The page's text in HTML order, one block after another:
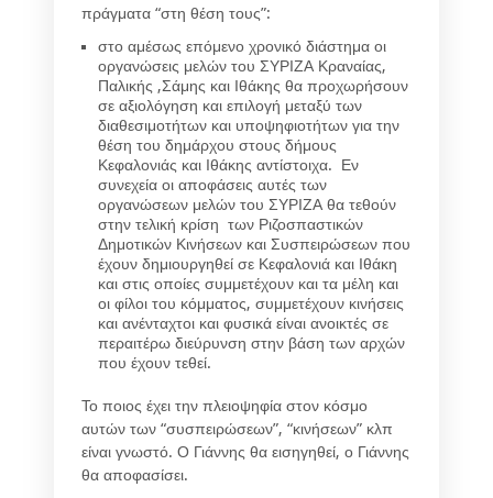
πράγματα “στη θέση τους”:
στο αμέσως επόμενο χρονικό διάστημα οι
οργανώσεις μελών του ΣΥΡΙΖΑ Κραναίας,
Παλικής ,Σάμης και Ιθάκης θα προχωρήσουν
σε αξιολόγηση και επιλογή μεταξύ των
διαθεσιμοτήτων και υποψηφιοτήτων για την
θέση του δημάρχου στους δήμους
Κεφαλονιάς και Ιθάκης αντίστοιχα. Εν
συνεχεία οι αποφάσεις αυτές των
οργανώσεων μελών του ΣΥΡΙΖΑ θα τεθούν
στην τελική κρίση των Ριζοσπαστικών
Δημοτικών Κινήσεων και Συσπειρώσεων που
έχουν δημιουργηθεί σε Κεφαλονιά και Ιθάκη
και στις οποίες συμμετέχουν και τα μέλη και
οι φίλοι του κόμματος, συμμετέχουν κινήσεις
και ανένταχτοι και φυσικά είναι ανοικτές σε
περαιτέρω διεύρυνση στην βάση των αρχών
που έχουν τεθεί.
Το ποιος έχει την πλειοψηφία στον κόσμο
αυτών των “συσπειρώσεων”, “κινήσεων” κλπ
είναι γνωστό. Ο Γιάννης θα εισηγηθεί, ο Γιάννης
θα αποφασίσει.